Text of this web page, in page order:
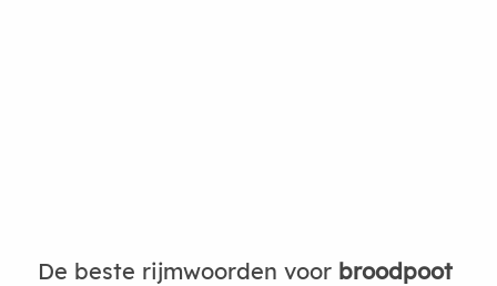
De beste rijmwoorden voor broodpoot